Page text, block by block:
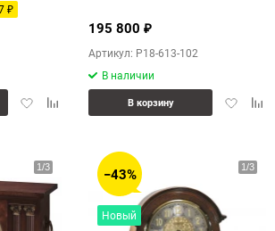
₽
ДобавитьДобавить
195 800 ₽
Артикул: P18-613-102
В наличии
В корзину
−43%
Новый